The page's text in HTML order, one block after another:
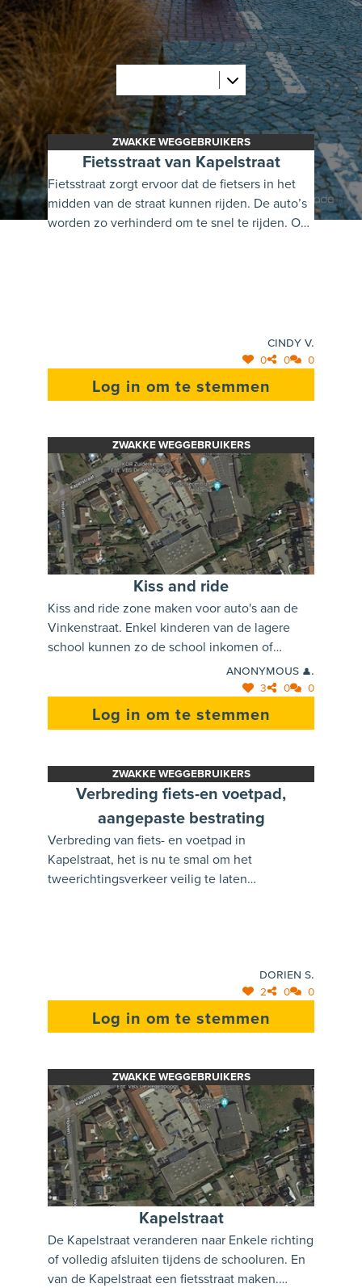
reeds ingediend
ZWAKKE WEGGEBRUIKERS
Fietsstraat van Kapelstraat
Fietsstraat zorgt ervoor dat de fietsers in het
midden van de straat kunnen rijden. De auto’s
worden zo verhinderd om te snel te rijden. Ook
Cindy V.
0 0 0
Log in om te stemmen
ZWAKKE WEGGEBRUIKERS
Kiss and ride
Kiss and ride zone maken voor auto's aan de
Vinkenstraat. Enkel kinderen van de lagere
school kunnen zo de school inkomen of
verlaten. Zo zal het verkeer in de kapelstraat
Anonymous 👤.
3 0 0
Log in om te stemmen
ZWAKKE WEGGEBRUIKERS
Verbreding fiets-en voetpad,
aangepaste bestrating
Verbreding van fiets- en voetpad in
Kapelstraat, het is nu te smal om het
tweerichtingsverkeer veilig te laten
zodat het gemotoriseerd verkeer maar vanaf
één kant in het oog gehouden moet worden. -
Invoering van schoolstraat
Dorien S.
2 0 0
Log in om te stemmen
ZWAKKE WEGGEBRUIKERS
Kapelstraat
De Kapelstraat veranderen naar Enkele richting
of volledig afsluiten tijdens de schooluren. En
van de Kapelstraat een fietsstraat maken.